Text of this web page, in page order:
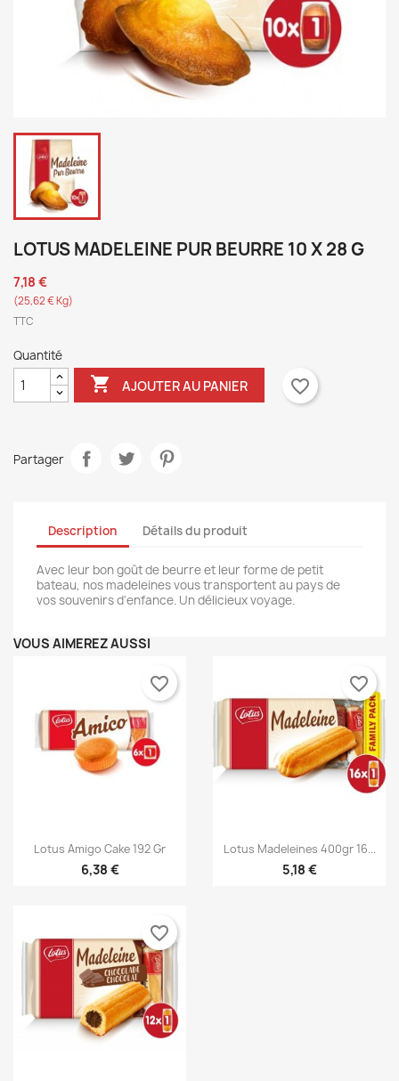
LOTUS MADELEINE PUR BEURRE 10 X 28 G
7,18 €
(25,62 € Kg)
TTC
Quantité
 AJOUTER AU PANIER favorite_border
Partager
Description Détails du produit
Avec leur bon goût de beurre et leur forme de petit
bateau, nos madeleines vous transportent au pays de
vos souvenirs d'enfance. Un délicieux voyage.
VOUS AIMEREZ AUSSI
 Aperçu rapide
Lotus Amigo Cake 192 Gr
6,38 €
favorite_border
Aperçu rapide
Lotus Madeleines 400gr 16...
5,18 €
favorite_border
favorite_border